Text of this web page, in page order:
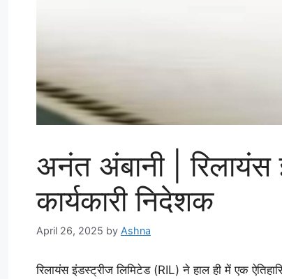
अनंत अंबानी |
कार्यकारी निदेशक
April 26, 2025 by Ashna
रिलायंस इंडस्ट्रीज लिमिटेड (RIL) ने हाल ही में एक